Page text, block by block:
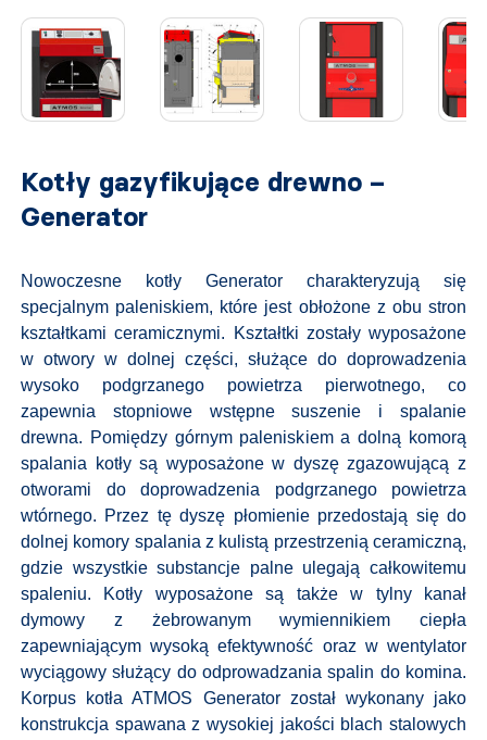
Kotły gazyfikujące drewno –
Generator
Nowoczesne kotły Generator charakteryzują się
specjalnym paleniskiem, które jest obłożone z obu stron
kształtkami ceramicznymi. Kształtki zostały wyposażone
w otwory w dolnej części, służące do doprowadzenia
wysoko podgrzanego powietrza pierwotnego, co
zapewnia stopniowe wstępne suszenie i spalanie
drewna. Pomiędzy górnym paleniskiem a dolną komorą
spalania kotły są wyposażone w dyszę zgazowującą z
otworami do doprowadzenia podgrzanego powietrza
wtórnego. Przez tę dyszę płomienie przedostają się do
dolnej komory spalania z kulistą przestrzenią ceramiczną,
gdzie wszystkie substancje palne ulegają całkowitemu
spaleniu. Kotły wyposażone są także w tylny kanał
dymowy z żebrowanym wymiennikiem ciepła
zapewniającym wysoką efektywność oraz w wentylator
wyciągowy służący do odprowadzania spalin do komina.
Korpus kotła ATMOS Generator został wykonany jako
konstrukcja spawana z wysokiej jakości blach stalowych